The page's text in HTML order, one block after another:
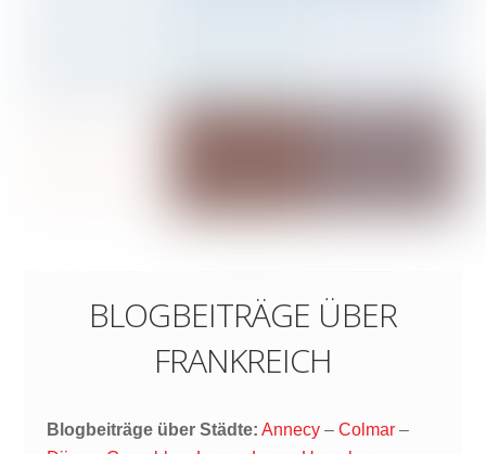
BLOGBEITRÄGE ÜBER
FRANKREICH
Blogbeiträge über Städte: Annecy– Colmar–